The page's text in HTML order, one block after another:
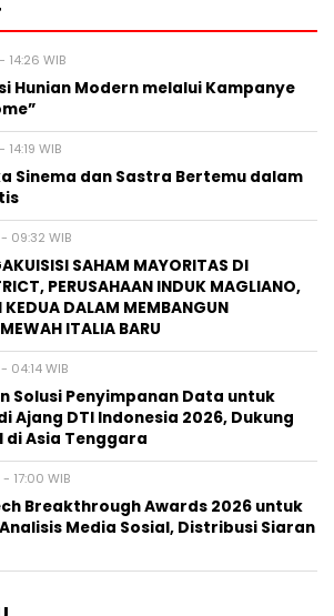
WIB
Hunian Modern melalui Kampanye
WIB
Sinema dan Sastra Bertemu dalam
09:32 WIB
SAHAM MAYORITAS DI
PERUSAHAAN INDUK MAGLIANO,
KEDUA DALAM MEMBANGUN
ITALIA BARU
04:14 WIB
Solusi Penyimpanan Data untuk
Ajang DTI Indonesia 2026, Dukung
di Asia Tenggara
17:00 WIB
Breakthrough Awards 2026 untuk
Media Sosial, Distribusi Siaran